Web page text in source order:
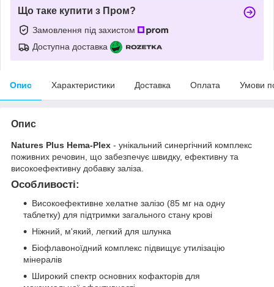
Що таке купити з Пром?
Замовлення під захистом
Доступна доставка
Опис Характеристики Доставка Оплата Умови
Опис
Natures Plus Hema-Plex - унікальний синергічний комплекс
поживних речовин, що забезпечує швидку, ефективну та
високоефективну добавку заліза.
Особливості:
Високоефективне хелатне залізо (85 мг на одну
таблетку) для підтримки загального стану крові
Ніжний, м'який, легкий для шлунка
Біофлавоноїдний комплекс підвищує утилізацію
мінералів
Широкий спектр основних кофакторів для